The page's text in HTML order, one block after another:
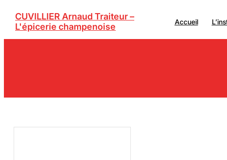
contenu
CUVILLIER Arnaud Traiteur –
L'épicerie champenoise
Accueil